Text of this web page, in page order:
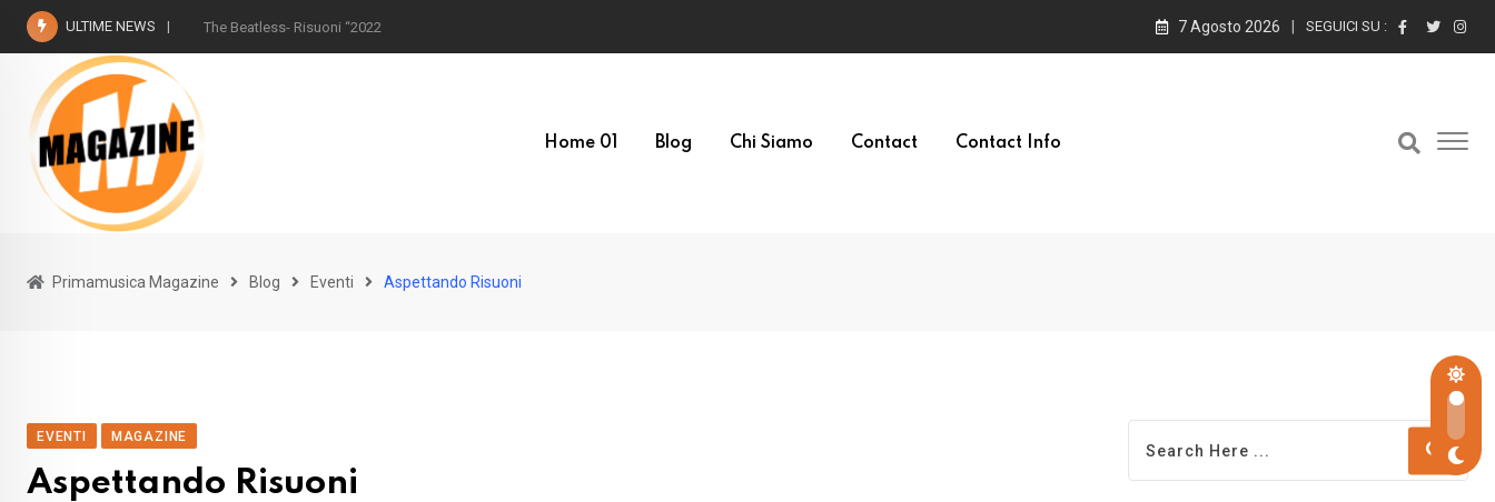
Skip
content
ULTIME NEWS The Beatless- Risuoni “2022 7 Agosto 2026 SEGUICI SU :
Home 01 Blog Chi Siamo Contact Contact Info
Primamusica Magazine Blog Eventi Aspettando Risuoni
EVENTI MAGAZINE
Aspettando Risuoni